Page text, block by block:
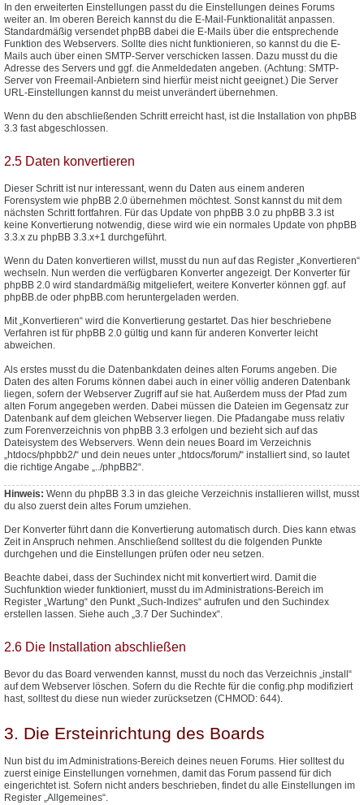
In den erweiterten Einstellungen passt du die Einstellungen deines Forums
weiter an. Im oberen Bereich kannst du die E-Mail-Funktionalität anpassen.
Standardmäßig versendet phpBB dabei die E-Mails über die entsprechende
Funktion des Webservers. Sollte dies nicht funktionieren, so kannst du die E-
Mails auch über einen SMTP-Server verschicken lassen. Dazu musst du die
Adresse des Servers und ggf. die Anmeldedaten angeben. (Achtung: SMTP-
Server von Freemail-Anbietern sind hierfür meist nicht geeignet.) Die Server
URL-Einstellungen kannst du meist unverändert übernehmen.
Wenn du den abschließenden Schritt erreicht hast, ist die Installation von phpBB
3.3 fast abgeschlossen.
2.5 Daten konvertieren
Dieser Schritt ist nur interessant, wenn du Daten aus einem anderen
Forensystem wie phpBB 2.0 übernehmen möchtest. Sonst kannst du mit dem
nächsten Schritt fortfahren. Für das Update von phpBB 3.0 zu phpBB 3.3 ist
keine Konvertierung notwendig, diese wird wie ein normales Update von phpBB
3.3.x zu phpBB 3.3.x+1 durchgeführt.
Wenn du Daten konvertieren willst, musst du nun auf das Register „Konvertieren“
wechseln. Nun werden die verfügbaren Konverter angezeigt. Der Konverter für
phpBB 2.0 wird standardmäßig mitgeliefert, weitere Konverter können ggf. auf
phpBB.de oder phpBB.com heruntergeladen werden.
Mit „Konvertieren“ wird die Konvertierung gestartet. Das hier beschriebene
Verfahren ist für phpBB 2.0 gültig und kann für anderen Konverter leicht
abweichen.
Als erstes musst du die Datenbankdaten deines alten Forums angeben. Die
Daten des alten Forums können dabei auch in einer völlig anderen Datenbank
liegen, sofern der Webserver Zugriff auf sie hat. Außerdem muss der Pfad zum
alten Forum angegeben werden. Dabei müssen die Dateien im Gegensatz zur
Datenbank auf dem gleichen Webserver liegen. Die Pfadangabe muss relativ
zum Forenverzeichnis von phpBB 3.3 erfolgen und bezieht sich auf das
Dateisystem des Webservers. Wenn dein neues Board im Verzeichnis
„htdocs/phpbb2/“ und dein neues unter „htdocs/forum/“ installiert sind, so lautet
die richtige Angabe „../phpBB2“.
Hinweis: Wenn du phpBB 3.3 in das gleiche Verzeichnis installieren willst, musst
du also zuerst dein altes Forum umziehen.
Der Konverter führt dann die Konvertierung automatisch durch. Dies kann etwas
Zeit in Anspruch nehmen. Anschließend solltest du die folgenden Punkte
durchgehen und die Einstellungen prüfen oder neu setzen.
Beachte dabei, dass der Suchindex nicht mit konvertiert wird. Damit die
Suchfunktion wieder funktioniert, musst du im Administrations-Bereich im
Register „Wartung“ den Punkt „Such-Indizes“ aufrufen und den Suchindex
erstellen lassen. Siehe auch „3.7 Der Suchindex“.
2.6 Die Installation abschließen
Bevor du das Board verwenden kannst, musst du noch das Verzeichnis „install“
auf dem Webserver löschen. Sofern du die Rechte für die config.php modifiziert
hast, solltest du diese nun wieder zurücksetzen (CHMOD: 644).
3. Die Ersteinrichtung des Boards
Nun bist du im Administrations-Bereich deines neuen Forums. Hier solltest du
zuerst einige Einstellungen vornehmen, damit das Forum passend für dich
eingerichtet ist. Sofern nicht anders beschrieben, findet du alle Einstellungen im
Register „Allgemeines“.